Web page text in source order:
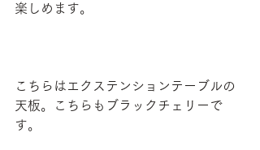
楽しめます。
こちらはエクステンションテーブルの
天板。こちらもブラックチェリーで
す。